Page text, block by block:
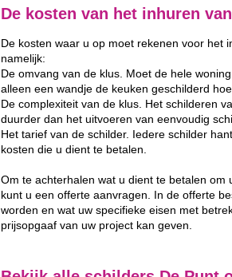
De kosten van het inhuren
De kosten waar u op moet rekenen voor het
namelijk:
De omvang van de klus. Moet de hele
alleen een wandje de keuken geschilderd
De complexiteit van de klus. Het schilderen
duurder dan het uitvoeren van eenvoudig
Het tarief van de schilder. Iedere schilder
kosten die u dient te betalen.
Om te achterhalen wat u dient te betalen om
kunt u een offerte aanvragen. In de offerte
worden en wat uw specifieke eisen met
prijsopgaaf van uw project kan geven.